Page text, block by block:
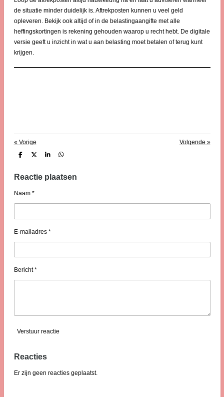
de situatie minder duidelijk is. Aftrekposten kunnen u veel geld
opleveren. Bekijk ook altijd of in de belastingaangifte met alle
heffingskortingen is rekening gehouden waarop u recht hebt. De digitale
versie geeft u inzicht in wat u aan belasting moet betalen of terug kunt
krijgen.
« Vorige Volgende »
D
e
n
D
l
S
r
e
D
e
n
Reactie plaatsen
Naam *
E-mailadres *
Bericht *
Verstuur reactie
Reacties
Er zijn geen reacties geplaatst.